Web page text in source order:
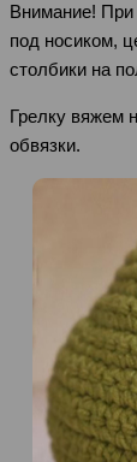
Внимание! При
под носиком,
столбики на
Грелку вяжем
обвязки.